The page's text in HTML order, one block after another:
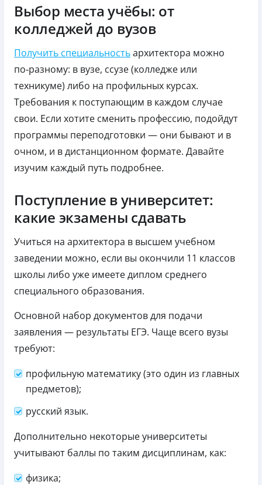
Выбор места учёбы: от
колледжей до вузов
Получить специальностьархитектора можно
по‑разному: в вузе, ссузе (колледже или
техникуме) либо на профильных курсах.
Требования к поступающим в каждом случае
свои. Если хотите сменить профессию, подойдут
программы переподготовки — они бывают и в
очном, и в дистанционном формате. Давайте
изучим каждый путь подробнее.
Поступление в университет:
какие экзамены сдавать
Учиться на архитектора в высшем учебном
заведении можно, если вы окончили 11 классов
школы либо уже имеете диплом среднего
специального образования.
Основной набор документов для подачи
заявления — результаты ЕГЭ. Чаще всего вузы
требуют:
профильную математику (это один из главных
предметов);
русский язык.
Дополнительно некоторые университеты
учитывают баллы по таким дисциплинам, как:
физика;